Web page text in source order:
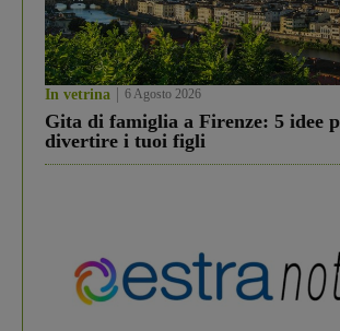
In vetrina 6 Agosto 2026
Gita di famiglia a Firenze: 5 idee
divertire i tuoi figli